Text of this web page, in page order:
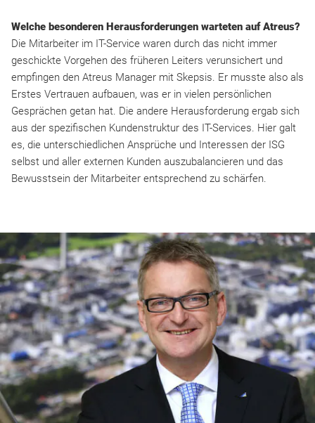
Welche besonderen Herausforderungen warteten auf Atreus?
Die Mitarbeiter im IT-Service waren durch das nicht immer
geschickte Vorgehen des früheren Leiters verunsichert und
empfingen den Atreus Manager mit Skepsis. Er musste also als
Erstes Vertrauen aufbauen, was er in vielen persönlichen
Gesprächen getan hat. Die andere Herausforderung ergab sich
aus der spezifischen Kundenstruktur des IT-Services. Hier galt
es, die unterschiedlichen Ansprüche und Interessen der ISG
selbst und aller externen Kunden auszubalancieren und das
Bewusstsein der Mitarbeiter entsprechend zu schärfen.